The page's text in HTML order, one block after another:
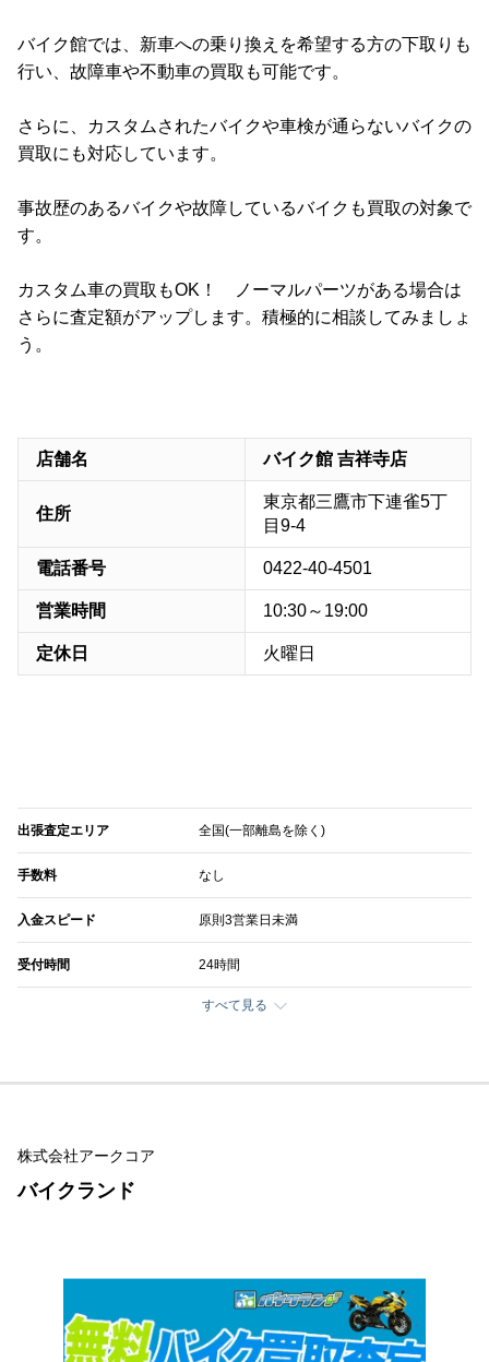
バイク館では、新車への乗り換えを希望する方の下取りも
行い、故障車や不動車の買取も可能です。
さらに、カスタムされたバイクや車検が通らないバイクの
買取にも対応しています。
事故歴のあるバイクや故障しているバイクも買取の対象で
す。
カスタム車の買取もOK！ ノーマルパーツがある場合は
さらに査定額がアップします。積極的に相談してみましょ
う。
店舗名 バイク館 吉祥寺店
住所
東京都三鷹市下連雀5丁
目9-4
電話番号 0422-40-4501
営業時間 10:30～19:00
定休日 火曜日
出張査定エリア 全国(一部離島を除く)
手数料 なし
入金スピード 原則3営業日未満
受付時間 24時間
すべて見る
株式会社アークコア
バイクランド